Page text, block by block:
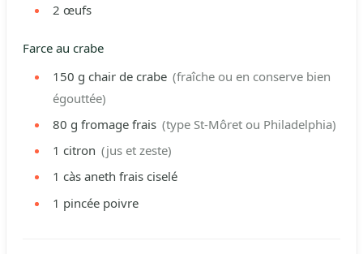
2 œufs
Farce au crabe
150 g chair de crabe (fraîche ou en conserve bien
égouttée)
80 g fromage frais (type St-Môret ou Philadelphia)
1 citron (jus et zeste)
1 càs aneth frais ciselé
1 pincée poivre